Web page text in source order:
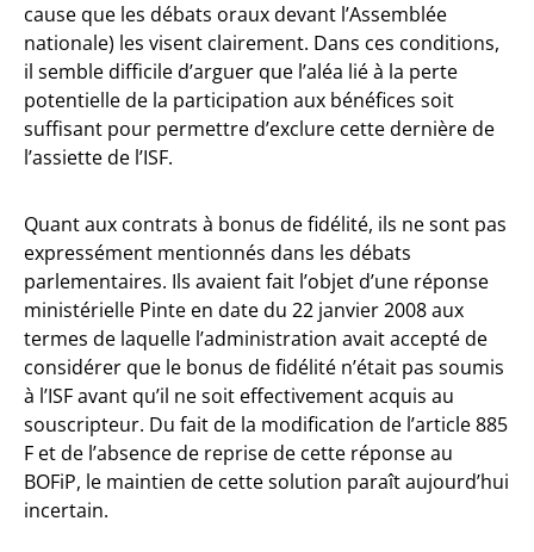
cause que les débats oraux devant l’Assemblée
nationale) les visent clairement. Dans ces conditions,
il semble difficile d’arguer que l’aléa lié à la perte
potentielle de la participation aux bénéfices soit
suffisant pour permettre d’exclure cette dernière de
l’assiette de l’ISF.
Quant aux contrats à bonus de fidélité, ils ne sont pas
expressément mentionnés dans les débats
parlementaires. Ils avaient fait l’objet d’une réponse
ministérielle Pinte en date du 22 janvier 2008 aux
termes de laquelle l’administration avait accepté de
considérer que le bonus de fidélité n’était pas soumis
à l’ISF avant qu’il ne soit effectivement acquis au
souscripteur. Du fait de la modification de l’article 885
F et de l’absence de reprise de cette réponse au
BOFiP, le maintien de cette solution paraît aujourd’hui
incertain.